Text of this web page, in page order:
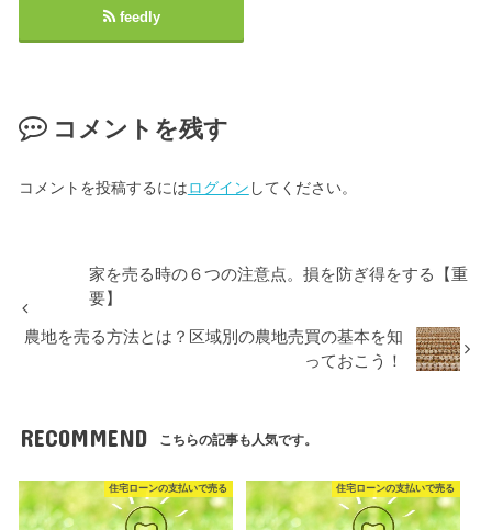
feedly
コメントを残す
コメントを投稿するにはログイン してください。
家を売る時の６つの注意点。損を防ぎ得をする【重
要】
農地を売る方法とは？区域別の農地売買の基本を知
っておこう！
RECOMMEND こちらの記事も人気です。
住宅ローンの支払いで売る 住宅ローンの支払いで売る